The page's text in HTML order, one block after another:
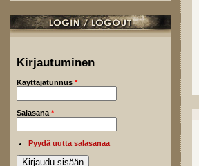
Kirjautuminen
Käyttäjätunnus *
Salasana *
Pyydä uutta salasanaa